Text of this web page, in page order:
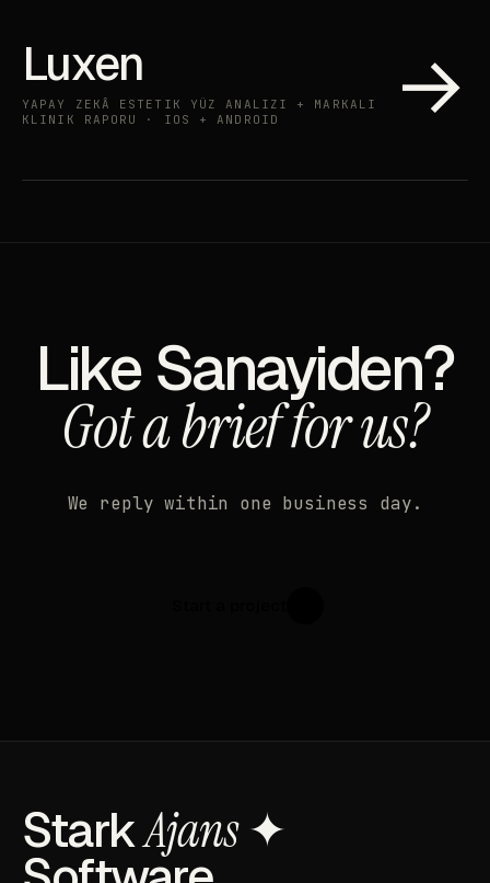
Luxen
YAPAY ZEKÂ ESTETIK YÜZ ANALIZI + MARKALI
KLINIK RAPORU · IOS + ANDROID
→
Like Sanayiden?
Got a brief for us?
We reply within one business day.
StarkAjans✦